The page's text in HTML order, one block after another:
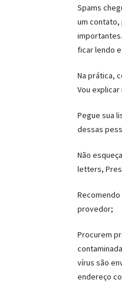
Spams
um contato,
ficar lendo
Na prática,
Vou
Pegue sua
dessas
Não
letters,
provedor;
Procurem
vírus são
endereço